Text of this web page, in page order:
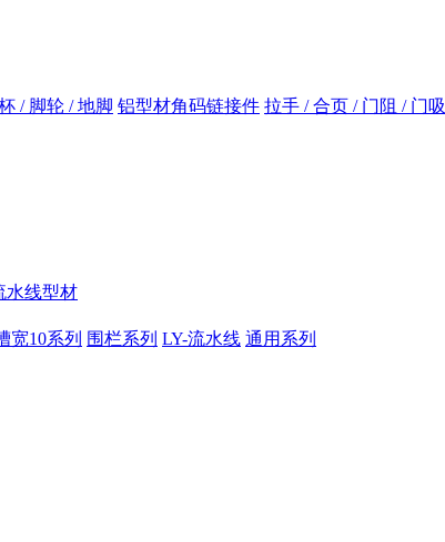
/ 脚轮 / 地脚 铝型材角码链接件 拉手 / 合页 / 门阻 / 门吸
水线型材
宽10系列 围栏系列 LY-流水线 通用系列